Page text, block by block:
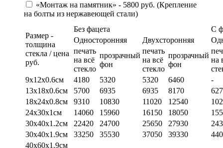
«Монтаж на памятник» - 5800 руб. (Крепление
на болты из нержавеющей стали)
Размер -
толщина
стекла / цена
руб.
Без фацета
С
Односторонняя
Двухсторонняя
печать
на всё
стекло
прозрачный
фон
печать
на всё
стекло
прозрачный
фон
на
9х12х0.6см
4180 5320 5320 6460
-
13х18х0.6см
5700 6935 6935 8170
18х24х0.8см
9310 10830 11020 12540
24х30х1см
14060 15960 16150 18050
30х40х1.2см
22420 24700 25650 27930
30х40х1.9см
33250 35530 37050 39330
40х60х1.9см